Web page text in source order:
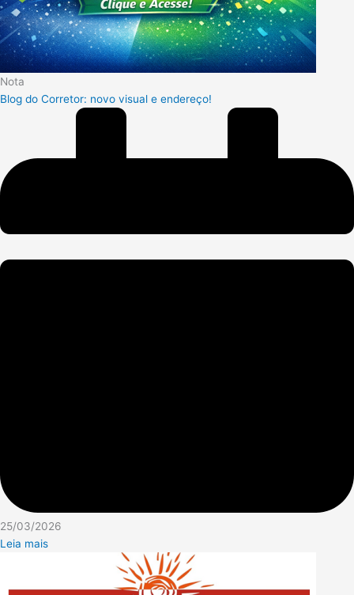
Nota
Blog do Corretor: novo visual e endereço!
25/03/2026
Leia mais